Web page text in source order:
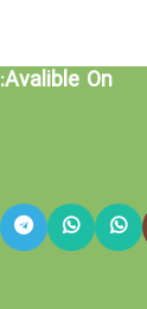
Avalible On: